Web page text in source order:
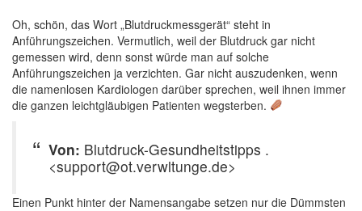
Oh, schön, das Wort „Blutdruckmessgerät“ steht in
Anführungszeichen. Vermutlich, weil der Blutdruck gar nicht
gemessen wird, denn sonst würde man auf solche
Anführungszeichen ja verzichten. Gar nicht auszudenken, wenn
die namenlosen Kardiologen darüber sprechen, weil ihnen immer
die ganzen leichtgläubigen Patienten wegsterben.
Von: Blutdruck-Gesundheitstipps .
<support@ot.verwltunge.de>
Einen Punkt hinter der Namensangabe setzen nur die Dümmsten